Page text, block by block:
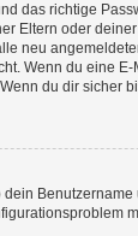
das richtige
Eltern oder
neu
Wenn du eine
du dir sicher